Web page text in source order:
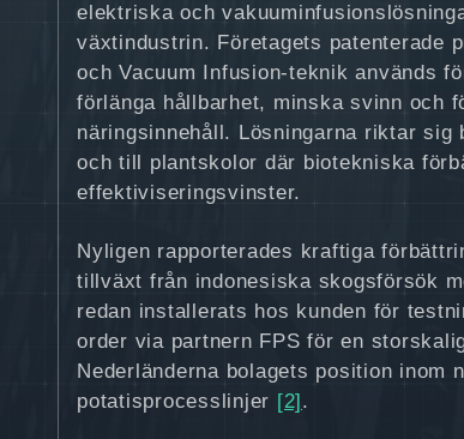
elektriska och
växtindustrin. Företagets patenterade
och Vacuum Infusion-teknik används
förlänga hållbarhet, minska svinn och
näringsinnehåll. Lösningarna riktar
och till plantskolor där biotekniska
effektiviseringsvinster.
Nyligen rapporterades kraftiga
tillväxt från indonesiska skogsförsök
redan installerats hos kunden för
order via partnern FPS för en
Nederländerna bolagets position inom
potatisprocesslinjer [2] .